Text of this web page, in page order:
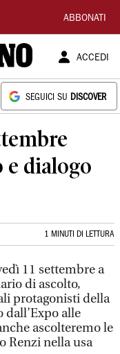
ABBONATI
ACCEDI
SEGUICI SU DISCOVER
e dialogo
1 MINUTI DI LETTURA
11 settembre a
di ascolto,
protagonisti della
alle
ascolteremo le
Renzi nella usa